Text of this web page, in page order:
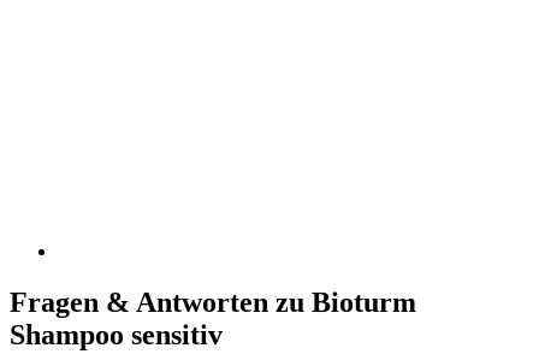
Fragen & Antworten zu Bioturm
Shampoo sensitiv